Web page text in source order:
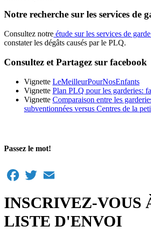
Notre recherche sur les services de
Consultez notre étude sur les services de
constater les dégâts causés par le PLQ.
Consultez et Partagez sur facebook
Vignette LeMeilleurPourNosEnfants
Vignette Plan PLQ pour les garderies:
Vignette Comparaison entre les
subventionnées versus Centres de la
Passez le mot!
Facebook
Twitter
INSCRIVEZ-VOUS
LISTE D'ENVOI